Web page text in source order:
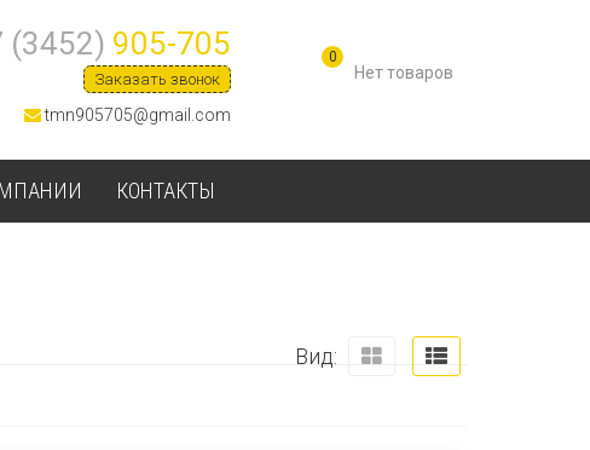
(3452) 905-705
Заказать звонок
tmn905705@gmail.com
0
КОНТАКТЫ
Вид: